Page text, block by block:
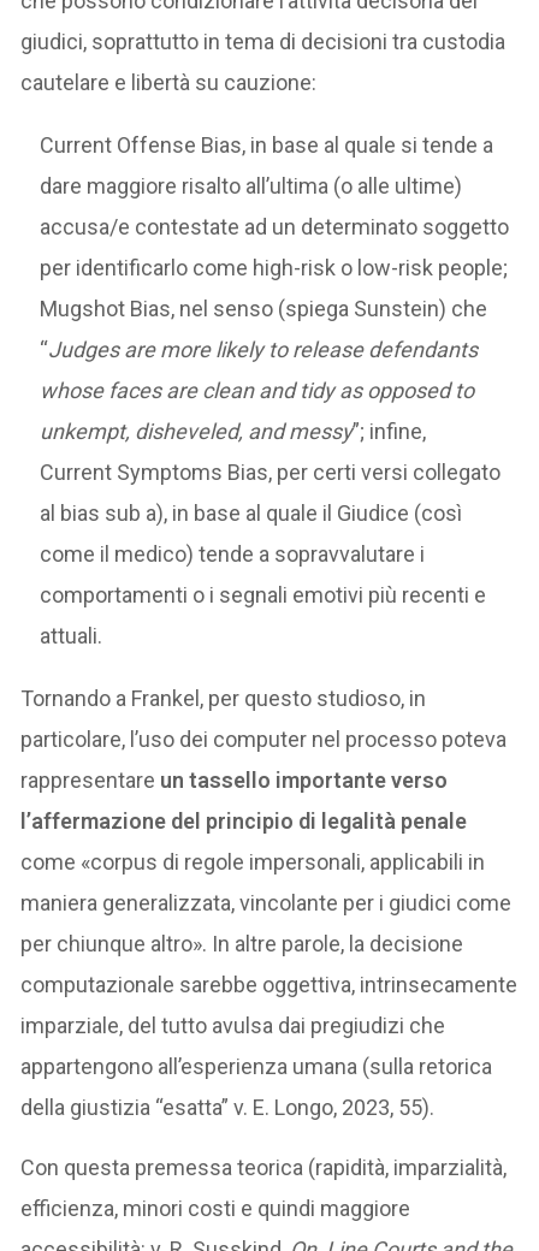
giudici, soprattutto in tema di decisioni tra custodia
cautelare e libertà su cauzione:
Current Offense Bias, in base al quale si tende a
dare maggiore risalto all’ultima (o alle ultime)
accusa/e contestate ad un determinato soggetto
per identificarlo come high-risk o low-risk people;
Mugshot Bias, nel senso (spiega Sunstein) che
“Judges are more likely to release defendants
whose faces are clean and tidy as opposed to
unkempt, disheveled, and messy”; infine,
Current Symptoms Bias, per certi versi collegato
al bias sub a), in base al quale il Giudice (così
come il medico) tende a sopravvalutare i
comportamenti o i segnali emotivi più recenti e
attuali.
Tornando a Frankel, per questo studioso, in
particolare, l’uso dei computer nel processo poteva
rappresentare un tassello importante verso
l’affermazione del principio di legalità penale
come «corpus di regole impersonali, applicabili in
maniera generalizzata, vincolante per i giudici come
per chiunque altro». In altre parole, la decisione
computazionale sarebbe oggettiva, intrinsecamente
imparziale, del tutto avulsa dai pregiudizi che
appartengono all’esperienza umana (sulla retorica
della giustizia “esatta” v. E. Longo, 2023, 55).
Con questa premessa teorica (rapidità, imparzialità,
efficienza, minori costi e quindi maggiore